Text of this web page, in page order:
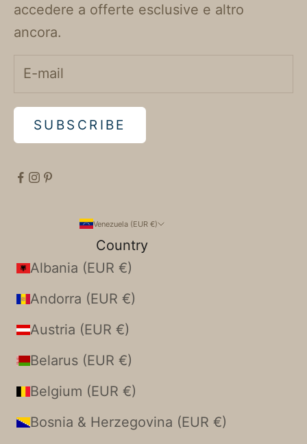
accedere a offerte esclusive e altro
ancora.
SUBSCRIBE
Venezuela (EUR €)
Country
Albania (EUR €)
Andorra (EUR €)
Austria (EUR €)
Belarus (EUR €)
Belgium (EUR €)
Bosnia & Herzegovina (EUR €)